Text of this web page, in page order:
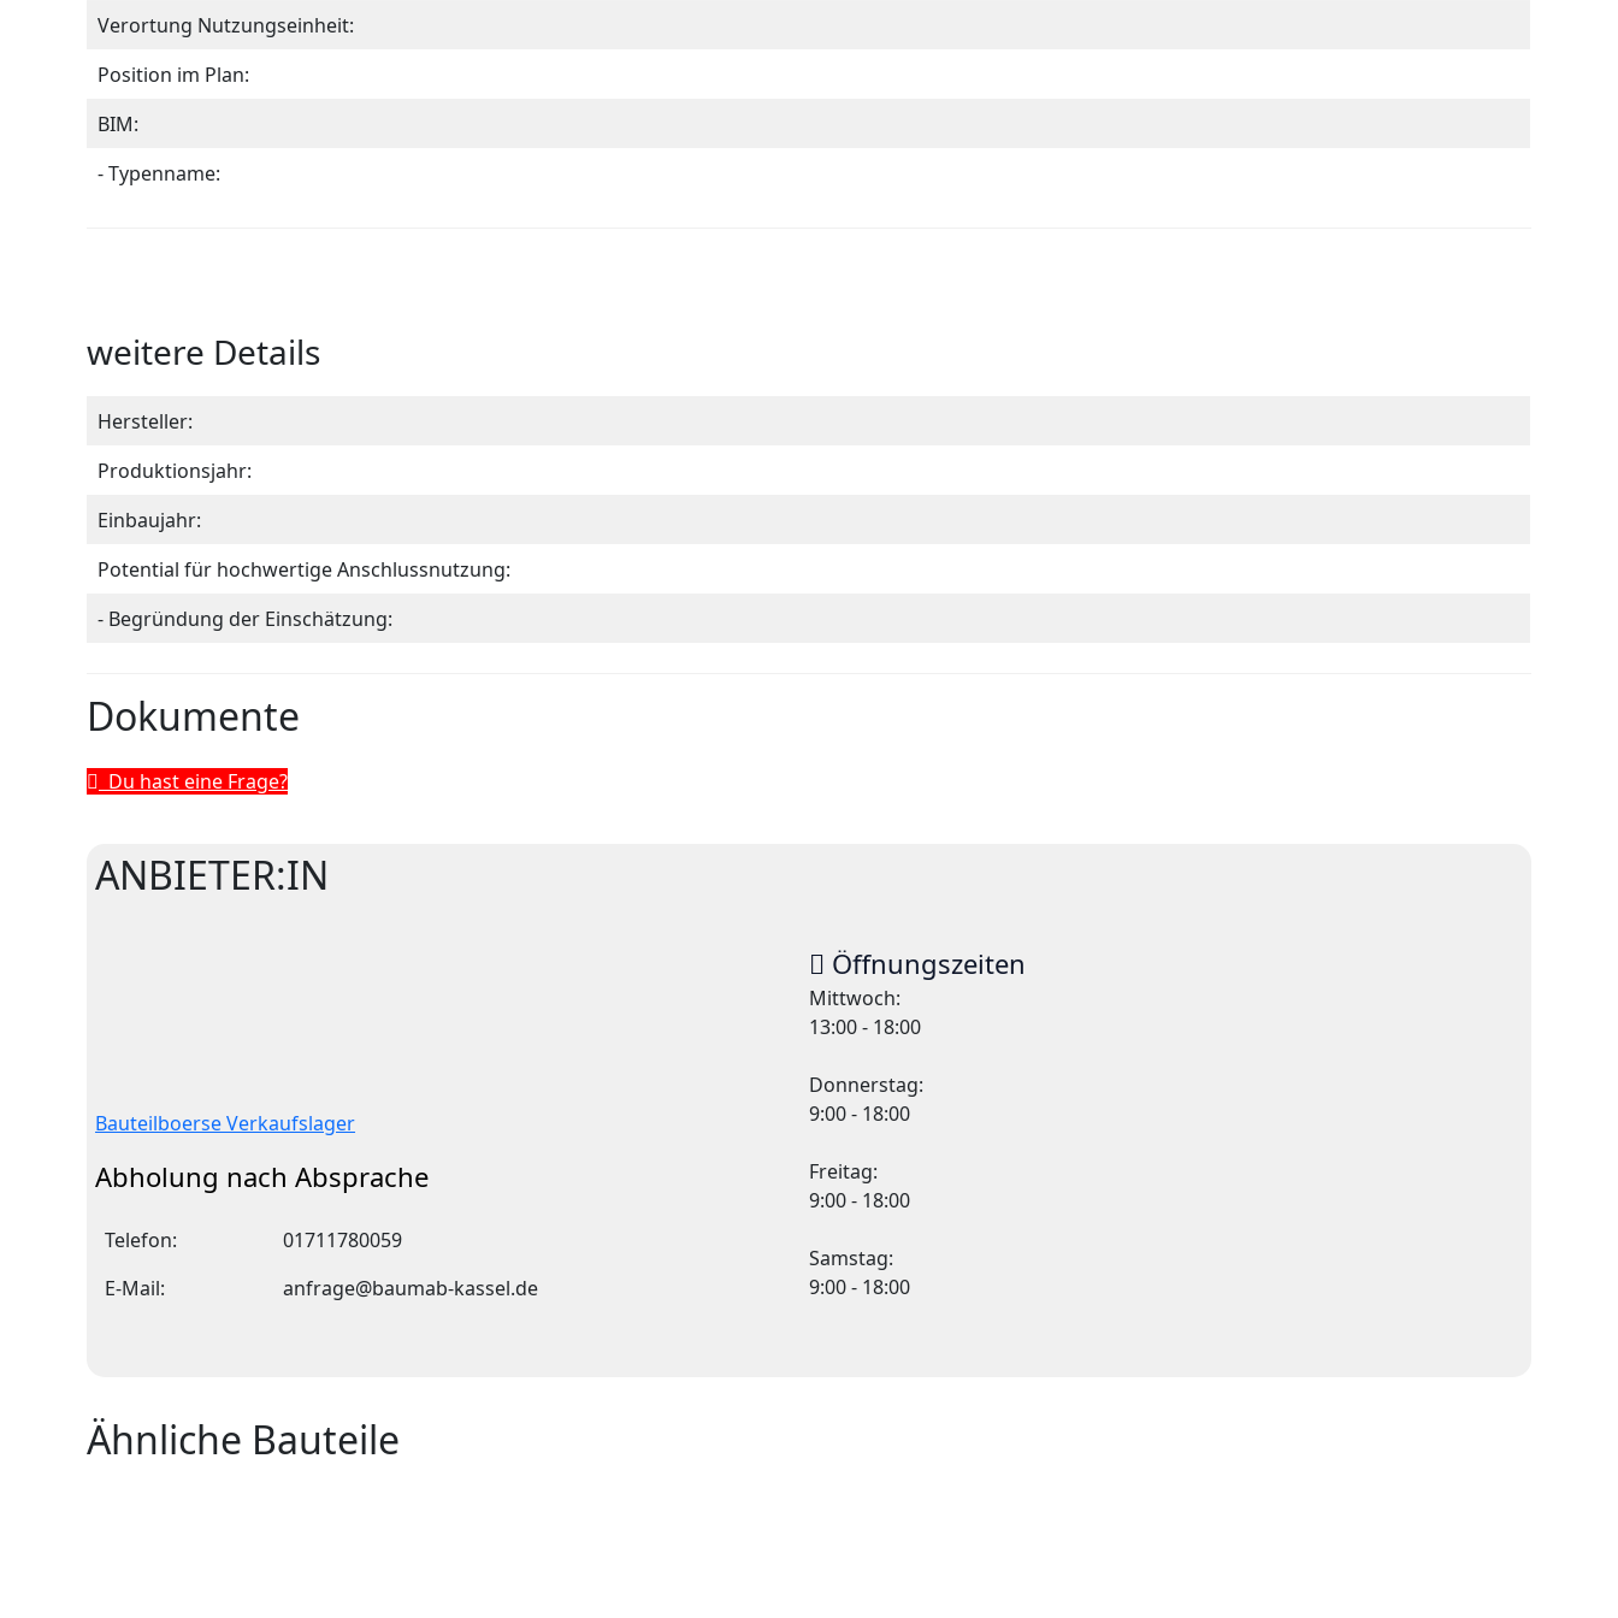
Verortung Nutzungseinheit:
Position im Plan:
BIM:
- Typenname:
weitere Details
Hersteller:
Produktionsjahr:
Einbaujahr:
Potential für hochwertige Anschlussnutzung:
- Begründung der Einschätzung:
Dokumente
Du hast eine Frage?
ANBIETER:IN
Bauteilboerse Verkaufslager
Abholung nach Absprache
Telefon:
01711780059
E-Mail:
anfrage@baumab-kassel.de
Öffnungszeiten
Mittwoch:
13:00 - 18:00
Donnerstag:
9:00 - 18:00
Freitag:
9:00 - 18:00
Samstag:
9:00 - 18:00
Ähnliche Bauteile